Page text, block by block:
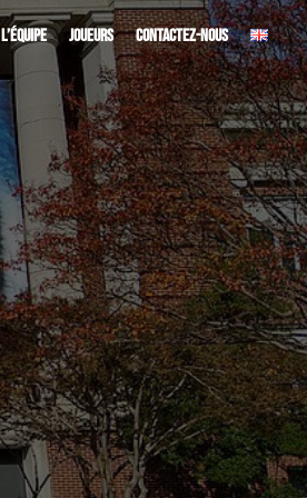
L’ÉQUIPE JOUEURS CONTACTEZ-NOUS